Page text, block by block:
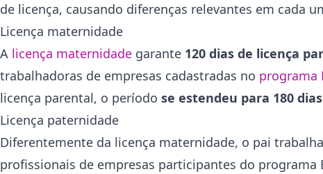
de licença, causando diferenças relevantes em cada
Licença maternidade
A licença maternidade garante 120 dias de licença
trabalhadoras de empresas cadastradas no programa
licença parental, o período se estendeu para 180
Licença paternidade
Diferentemente da licença maternidade, o pai
profissionais de empresas participantes do programa